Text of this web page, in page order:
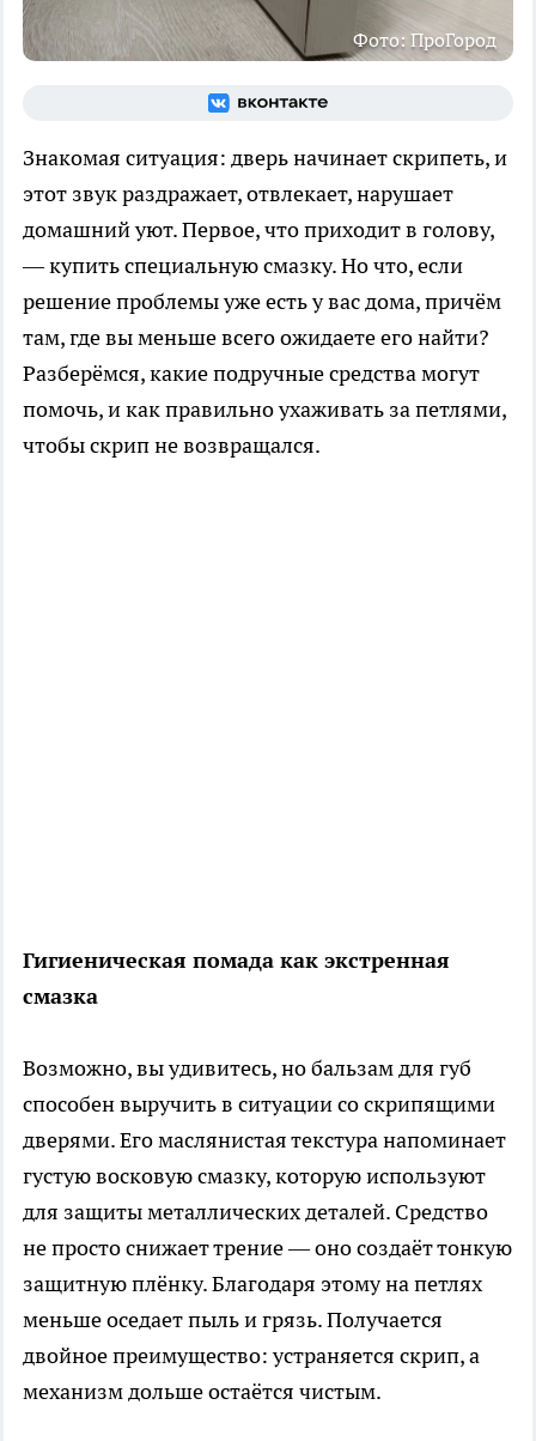
Фото: ПроГород
Знакомая ситуация: дверь начинает скрипеть, и
этот звук раздражает, отвлекает, нарушает
домашний уют. Первое, что приходит в голову,
— купить специальную смазку. Но что, если
решение проблемы уже есть у вас дома, причём
там, где вы меньше всего ожидаете его найти?
Разберёмся, какие подручные средства могут
помочь, и как правильно ухаживать за петлями,
чтобы скрип не возвращался.
Гигиеническая помада как экстренная
смазка
Возможно, вы удивитесь, но бальзам для губ
способен выручить в ситуации со скрипящими
дверями. Его маслянистая текстура напоминает
густую восковую смазку, которую используют
для защиты металлических деталей. Средство
не просто снижает трение — оно создаёт тонкую
защитную плёнку. Благодаря этому на петлях
меньше оседает пыль и грязь. Получается
двойное преимущество: устраняется скрип, а
механизм дольше остаётся чистым.